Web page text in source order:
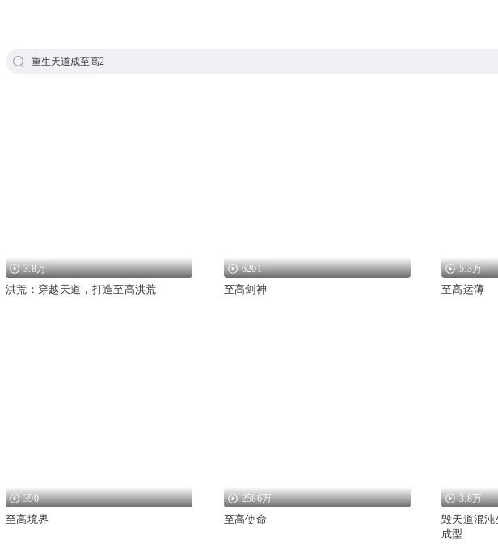
重生天道成至高2
3.8万
洪荒：穿越天道，打造至高洪荒
6201
至高剑神
5.3万
至高运薄
390
至高境界
2586万
至高使命
3.8万
毁天道混
成型